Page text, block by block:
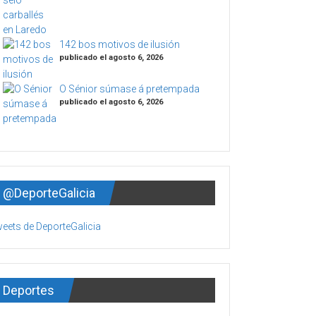
142 bos motivos de ilusión
publicado el agosto 6, 2026
O Sénior súmase á pretempada
publicado el agosto 6, 2026
@DeporteGalicia
de DeporteGalicia
Deportes